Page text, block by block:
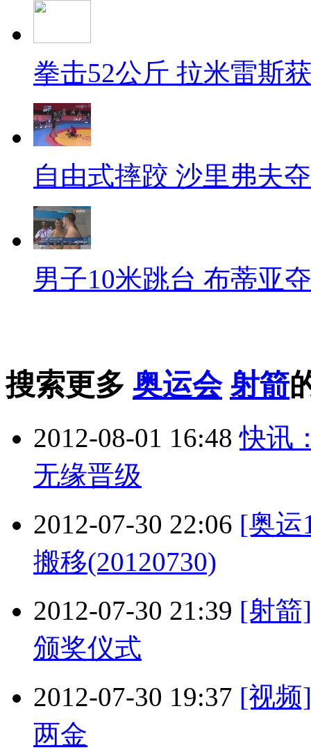
拳击52公斤 拉米雷斯
自由式摔跤 沙里弗夫
男子10米跳台 布蒂亚
搜索更多 奥运会 射箭
2012-08-01 16:48 快讯
无缘晋级
2012-07-30 22:06 [奥运
搬移(20120730)
2012-07-30 21:39 [射箭
颁奖仪式
2012-07-30 19:37 [视频
两金